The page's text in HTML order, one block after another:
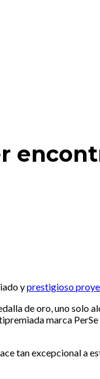
yprestigioso
de oro, uno solo
marca
tan excepcional a